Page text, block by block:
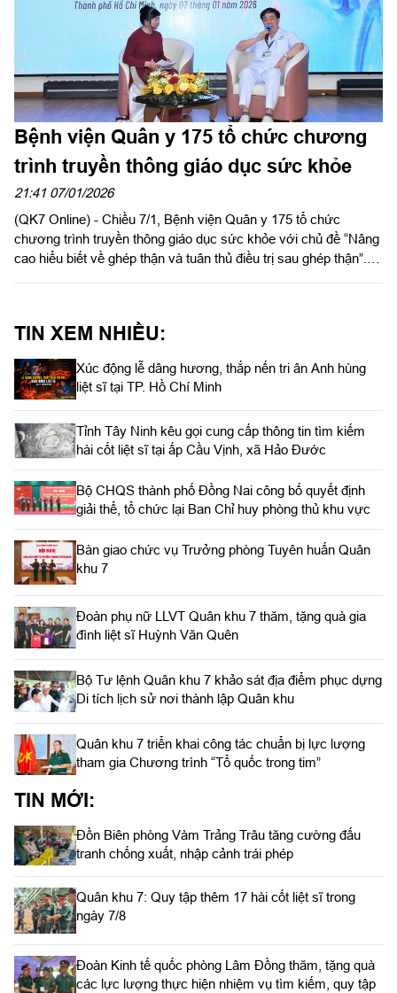
Bệnh viện Quân y 175 tổ chức chương
trình truyền thông giáo dục sức khỏe
21:41 07/01/2026
(QK7 Online) - Chiều 7/1, Bệnh viện Quân y 175 tổ chức
chương trình truyền thông giáo dục sức khỏe với chủ đề “Nâng
cao hiểu biết về ghép thận và tuân thủ điều trị sau ghép thận”.
TIN XEM NHIỀU:
Xúc động lễ dâng hương, thắp nến tri ân Anh hùng
liệt sĩ tại TP. Hồ Chí Minh
Tỉnh Tây Ninh kêu gọi cung cấp thông tin tìm kiếm
hài cốt liệt sĩ tại ấp Cầu Vịnh, xã Hảo Đước
Bộ CHQS thành phố Đồng Nai công bố quyết định
giải thể, tổ chức lại Ban Chỉ huy phòng thủ khu vực
Bàn giao chức vụ Trưởng phòng Tuyên huấn Quân
khu 7
Đoàn phụ nữ LLVT Quân khu 7 thăm, tặng quà gia
đình liệt sĩ Huỳnh Văn Quên
Bộ Tư lệnh Quân khu 7 khảo sát địa điểm phục dựng
Di tích lịch sử nơi thành lập Quân khu
Quân khu 7 triển khai công tác chuẩn bị lực lượng
tham gia Chương trình “Tổ quốc trong tim”
TIN MỚI:
Đồn Biên phòng Vàm Trảng Trâu tăng cường đấu
tranh chống xuất, nhập cảnh trái phép
Quân khu 7: Quy tập thêm 17 hài cốt liệt sĩ trong
ngày 7/8
Đoàn Kinh tế quốc phòng Lâm Đồng thăm, tặng quà
các lực lượng thực hiện nhiệm vụ tìm kiếm, quy tập